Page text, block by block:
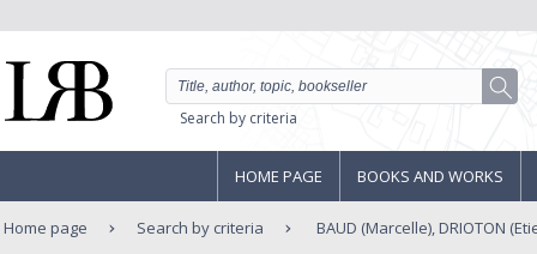
Search by criteria
HOME PAGE BOOKS AND WORKS
Home page Search by criteria BAUD (Marcelle), DRIOTON